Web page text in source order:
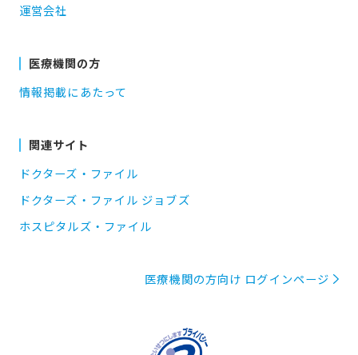
運営会社
医療機関の方
情報掲載にあたって
関連サイト
ドクターズ・ファイル
ドクターズ・ファイル ジョブズ
ホスピタルズ・ファイル
医療機関の方向け ログインページ